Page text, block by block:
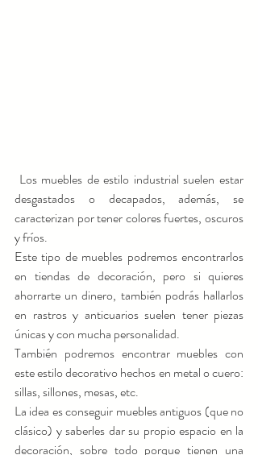
desgastados o decapados, además, se
caracterizan por tener colores fuertes, oscuros
y fríos.
Este tipo de muebles podremos encontrarlos
en tiendas de decoración, pero si quieres
ahorrarte un dinero, también podrás hallarlos
en rastros y anticuarios suelen tener piezas
únicas y con mucha personalidad.
También podremos encontrar muebles con
este estilo decorativo hechos en metal o cuero:
sillas, sillones, mesas, etc.
La idea es conseguir muebles antiguos (que no
clásico) y saberles dar su propio espacio en la
decoración, sobre todo porque tienen una